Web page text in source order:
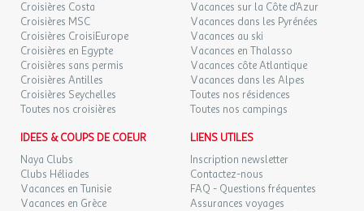
Itinéraire Nantes - St Jean De Monts
Du périphérique Nantais:
-prendre la sortie 48A direction Bordeaux, St Philbert-de-Grand-
Lieu, La Roche sur Yon
-puis suivre St-Philbert-de-Grand-Lieu,
-suivre Machecoul
-Challans
Croisières Costa
Croisières MSC
Croisières CroisiEurope
Croisières en Egypte
Croisières sans permis
Croisières Antilles
Croisières Seychelles
Toutes nos croisières
Vacances sur la Côte d'Azur
Vacances dans les Pyrénées
Vacances au ski
Vacances en Thalasso
Vacances côte Atlantique
Vacances dans les Alpes
Toutes nos résidences
Toutes nos campings
IDEES & COUPS DE COEUR
Naya Clubs
Clubs Héliades
Vacances en Tunisie
Vacances en Grèce
LIENS UTILES
Inscription newsletter
Contactez-nous
FAQ - Questions fréquentes
Assurances voyages